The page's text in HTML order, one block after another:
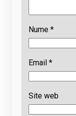
Nume *
Email *
Site web